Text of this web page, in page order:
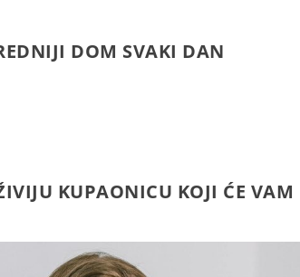
DOM SVAKI DAN
KUPAONICU KOJI ĆE VAM